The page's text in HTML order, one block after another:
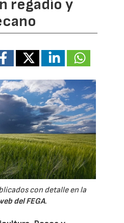
regadío y
con detalle en la
del FEGA.